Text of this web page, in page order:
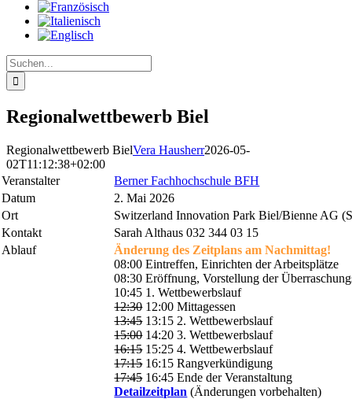
Suche
nach:
Regionalwettbewerb Biel
Regionalwettbewerb BielVera Hausherr2026-05-
02T11:12:38+02:00
Veranstalter
Berner Fachhochschule BFH
Datum
2. Mai 2026
Ort
Switzerland Innovation Park Biel/Bienne AG
Kontakt
Sarah Althaus 032 344 03 15
Ablauf
Änderung des Zeitplans am Nachmittag!
08:00 Eintreffen, Einrichten der Arbeitsplätze
08:30 Eröffnung, Vorstellung der
10:45 1. Wettbewerbslauf
12:3012:00 Mittagessen
13:4513:15 2. Wettbewerbslauf
15:0014:20 3. Wettbewerbslauf
16:1515:25 4. Wettbewerbslauf
17:1516:15 Rangverkündigung
17:4516:45 Ende der Veranstaltung
Detailzeitplan (Änderungen vorbehalten)